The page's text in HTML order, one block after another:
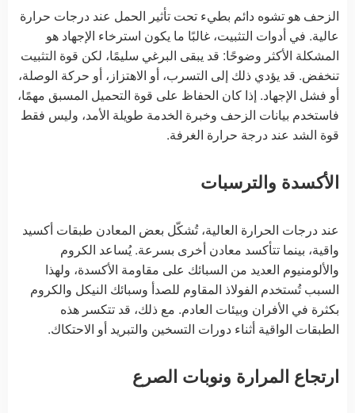
الزحف هو تشوه دائم بطيء تحت تأثير الحمل عند درجات حرارة
عالية. في أدوات التثبيت، غالبًا ما يكون استرخاء الإجهاد هو
المشكلة الأكثر وضوحًا: قد يبقى البرغي سليمًا، لكن قوة التثبيت
تنخفض. قد يؤدي ذلك إلى التسرب، أو الاهتزاز، أو حركة الوصلة،
أو فشل الإجهاد. إذا كان الحفاظ على قوة التحميل المسبق مهمًا،
فاستخدم بيانات الزحف وخبرة الخدمة طويلة الأمد، وليس فقط
قوة الشد عند درجة حرارة الغرفة.
الأكسدة والترسبات
عند درجات الحرارة العالية، تُشكّل بعض المعادن طبقات أكسيد
واقية، بينما تتأكسد معادن أخرى بسرعة. يُساعد الكروم
والألومنيوم العديد من السبائك على مقاومة الأكسدة، ولهذا
السبب تُستخدم الفولاذ المقاوم للصدأ وسبائك النيكل والكروم
بكثرة في الأفران وبيئات العادم. مع ذلك، قد تتكسر هذه
الطبقات الواقية أثناء دورات التسخين والتبريد أو الاحتكاك.
ارتجاع المرارة ونوبات الصرع